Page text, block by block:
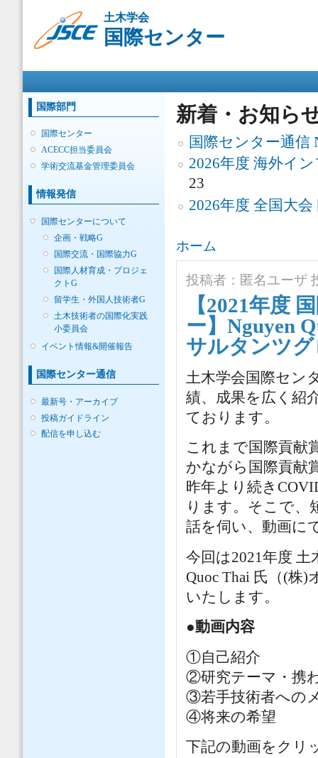
に
動
土木学会
国際センター
国際部門
国際センター
ACECC担当委員会
学術交流基金管理委員会
情報発信
国際センターについて
企画・戦略G
国際交流・国際協力G
国際人材育成・プロジェ
クトG
留学生・外国人技術者G
土木技術者の国際化実践
小委員会
イベント情報&開催報告
国際センター通信
最新号・アーカイブ
投稿ガイドライン
配信を申し込む
新着・お知ら
国際センター通信
2026年度 海外イ
23
2026年度 全国大
現在地
ホーム
投稿者： 匿名ユーザ
【2021年度
ー】Nguyen
サルタンツ
土木学会国際セン
績、成果を広く紹
ております。
これまで国際貢献
かながら国際貢献
昨年より続き
ります。そこで、
話を伺い、動画に
今回は2021年度
Quoc Thai 氏（(株
いたします。
●動画内容
①自己紹介
②研究テーマ・携
③若手技術者への
④将来の希望
下記の動画をクリ